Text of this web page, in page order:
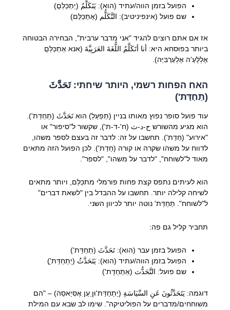
הפועל בזמן הווה/עתיד (הוא): يَتَكَلَّمُ (יַתַכַּלַּםֻ)
שם פועל (אינפיניטיב): التَّكَلُّم (אַתַּכַּלֻּם)
אז אם אתם רוצים להגיד "אני מדבר ערבית", הבחירה הבטוחה
ביותר בפוּסחא היא: أنا أتَكَلَّمُ اللُّغَةَ العَرَبِيَّةَ (אנא אַתַכַּלַּםֻ
אֶלְלֻּעַ'ה אֶלְעַרַבִּיַּה).
האח הפחות רשמי, היותר שיחתי: تَحَدَّثَ
(תַחַדַּת')
עוד פועל סופר נפוץ מאותו בניין (תַפַעַּלַ) הוא تَحَدَّثَ (תַחַדַּת').
הוא מגיע מהשורש ح-د-ث (ח'-ד-ת'), שקשור ל"סיפור" או
"אירוע" (חַדַת'). תחשבו על זה: לדבר זה בעצם לספר משהו,
לדווח על משהו שקרה או קורה (חַדַת'). לכן הפועל הזה מתאים
מאוד ל"לשוחח", "לדבר על משהו", "לספר".
הוא לעיתים נתפס קצת פחות פורמלי מתכַּלַּם, ויותר מתאים
לשיחה קלילה יותר. תחשבו על ההבדל בין "לשאת דברים"
ל"לשוחח". תַחַדַּת' נוטה יותר לכיוון השני.
תחביר קליל גם פה:
הפועל בזמן עבר (הוא): تَحَدَّثَ (תַחַדַּת')
הפועל בזמן הווה/עתיד (הוא): يَتَحَدَّثُ (יַתַחַדַּת'ֻ)
שם פועל: التَّحَدُّث (אַתַּחַדֻּת')
דוגמה: يَتَحَدَّثُونَ عَنِ السِّيَاسَةِ (יַתַחַדַּת'וּןַ עַןִ אֶסִּיַאסַה) – "הם
משוחחים/מדברים על הפוליטיקה". שימו לב שבא עם המילת